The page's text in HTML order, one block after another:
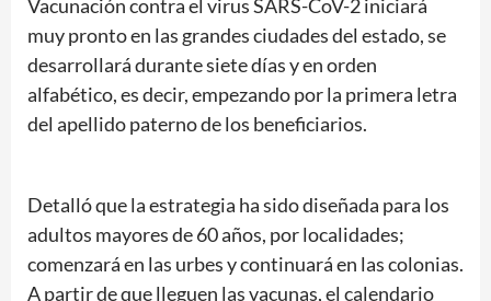
Vacunación contra el virus SARS-CoV-2 iniciará
muy pronto en las grandes ciudades del estado, se
desarrollará durante siete días y en orden
alfabético, es decir, empezando por la primera letra
del apellido paterno de los beneficiarios.
Detalló que la estrategia ha sido diseñada para los
adultos mayores de 60 años, por localidades;
comenzará en las urbes y continuará en las colonias.
A partir de que lleguen las vacunas, el calendario